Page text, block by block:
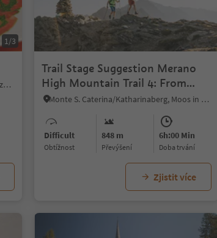
1/3
Collalbo/Klobenstein, Ritten/Renon, Bolzano/Bozen and environs
Trail Stage Suggestion Merano
High Mountain Trail 4: From
Eishof Farm to Pfelders
Monte S. Caterina/Katharinaberg, Moos in Passeier/Moso in Passiria, Meran/Merano and environs
Difficult
Obtížnost
848 m
Převýšení
6h:00 Min
doba trvání
Zjistit více